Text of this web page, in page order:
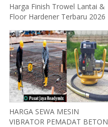
Harga Finish Trowel Lantai &
Floor Hardener Terbaru 2026
HARGA SEWA MESIN
VIBRATOR PEMADAT BETON